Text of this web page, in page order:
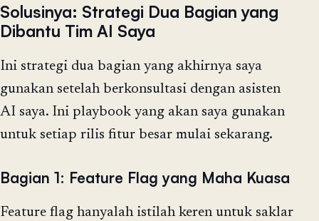
Solusinya: Strategi Dua Bagian yang
Dibantu Tim AI Saya
Ini strategi dua bagian yang akhirnya saya
gunakan setelah berkonsultasi dengan asisten
AI saya. Ini playbook yang akan saya gunakan
untuk setiap rilis fitur besar mulai sekarang.
Bagian 1: Feature Flag yang Maha Kuasa
Feature flag hanyalah istilah keren untuk saklar